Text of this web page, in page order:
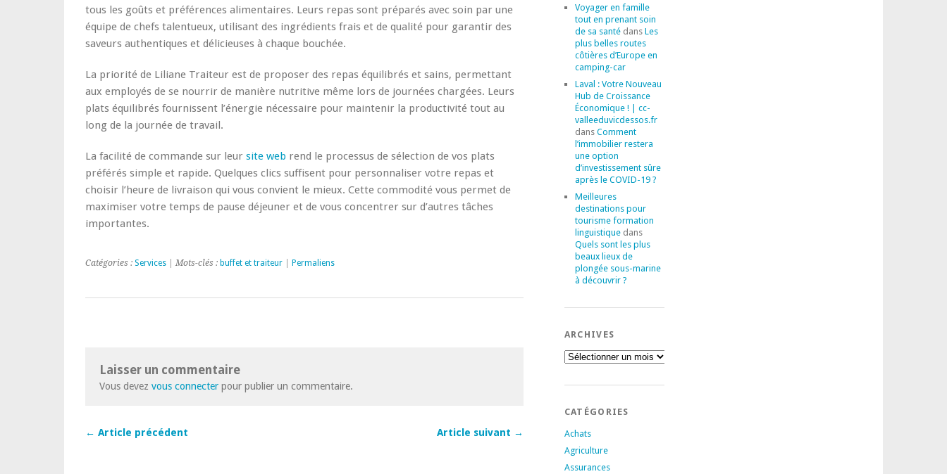
tous les goûts et préférences alimentaires. Leurs repas sont préparés avec soin par une
équipe de chefs talentueux, utilisant des ingrédients frais et de qualité pour garantir des
saveurs authentiques et délicieuses à chaque bouchée.
La priorité de Liliane Traiteur est de proposer des repas équilibrés et sains, permettant
aux employés de se nourrir de manière nutritive même lors de journées chargées. Leurs
plats équilibrés fournissent l’énergie nécessaire pour maintenir la productivité tout au
long de la journée de travail.
La facilité de commande sur leur site web rend le processus de sélection de vos plats
préférés simple et rapide. Quelques clics suffisent pour personnaliser votre repas et
choisir l’heure de livraison qui vous convient le mieux. Cette commodité vous permet de
maximiser votre temps de pause déjeuner et de vous concentrer sur d’autres tâches
importantes.
Catégories : Services | Mots-clés : buffet et traiteur Permaliens
Laisser un commentaire
Vous devez vous connecter pour publier un commentaire.
← Article précédent Article suivant →
Voyager en famille
tout en prenant soin
de sa santédans Les
plus belles routes
côtières d’Europe en
camping-car
Laval : Votre Nouveau
Hub de Croissance
Économique ! | cc-
valleeduvicdessos.fr
dans Comment
l’immobilier restera
une option
d’investissement sûre
après le COVID-19 ?
Meilleures
destinations pour
tourisme formation
linguistiquedans
Quels sont les plus
beaux lieux de
plongée sous-marine
à découvrir ?
ARCHIVES
Archives
CATÉGORIES
Achats
Agriculture
Assurances